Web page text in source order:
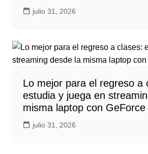
julio 31, 2026
Lo mejor para el regreso a
estudia y juega en
misma laptop con
julio 31, 2026